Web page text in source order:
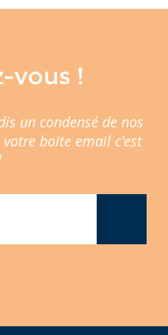
vous !
un condensé de nos
boite email c'est